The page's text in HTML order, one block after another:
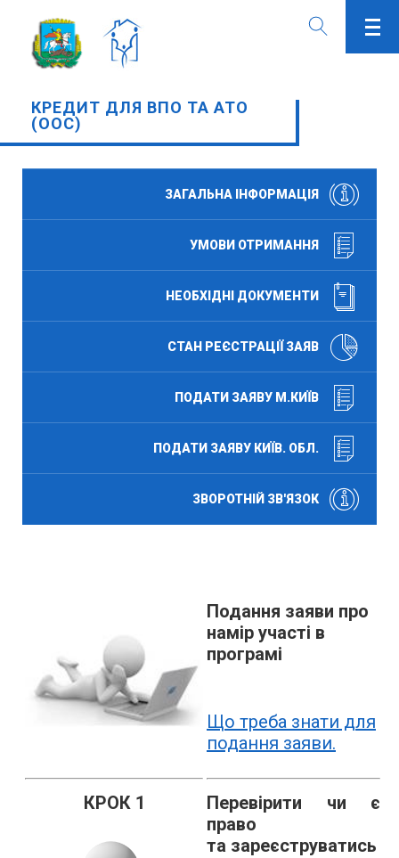
КРЕДИТ ДЛЯ ВПО ТА АТО
(ООС)
ЗАГАЛЬНА ІНФОРМАЦІЯ
УМОВИ ОТРИМАННЯ
НЕОБХІДНІ ДОКУМЕНТИ
СТАН РЕЄСТРАЦІЇ ЗАЯВ
ПОДАТИ ЗАЯВУ М.КИЇВ
ПОДАТИ ЗАЯВУ КИЇВ. ОБЛ.
ЗВОРОТНІЙ ЗВ'ЯЗОК
Подання заяви про
намір участі в
програмі
Що треба знати для
подання заяви.
КРОК 1
Перевірити чи є
право
та зареєструватись